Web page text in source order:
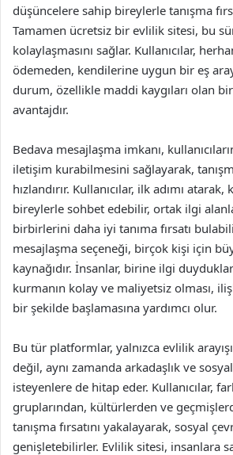
düşüncelere sahip bireylerle tanışma
Tamamen ücretsiz bir evlilik sitesi, bu
kolaylaşmasını sağlar. Kullanıcılar,
ödemeden, kendilerine uygun bir eş
durum, özellikle maddi kaygıları olan
avantajdır.
Bedava mesajlaşma imkanı,
iletişim kurabilmesini sağlayarak,
hızlandırır. Kullanıcılar, ilk adımı atarak,
bireylerle sohbet edebilir, ortak ilgi
birbirlerini daha iyi tanıma fırsatı
mesajlaşma seçeneği, birçok kişi için
kaynağıdır. İnsanlar, birine ilgi
kurmanın kolay ve maliyetsiz olması,
bir şekilde başlamasına yardımcı olur.
Bu tür platformlar, yalnızca evlilik
değil, aynı zamanda arkadaşlık ve
isteyenlere de hitap eder. Kullanıcılar,
gruplarından, kültürlerden ve
tanışma fırsatını yakalayarak, sosyal
genişletebilirler. Evlilik sitesi, insanlara